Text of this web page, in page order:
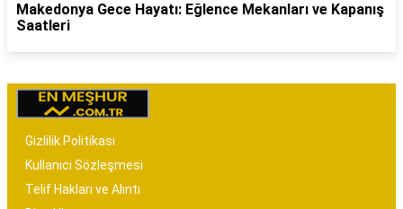
Makedonya Gece Hayatı: Eğlence Mekanları ve Kapanış
Saatleri
Gizlilik Politikası
Kullanıcı Sözleşmesi
Telif Hakları ve Alıntı